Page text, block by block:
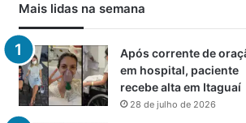
Mais lidas na semana
Após corrente de
em hospital, paciente
recebe alta em Itaguaí
28 de julho de 2026